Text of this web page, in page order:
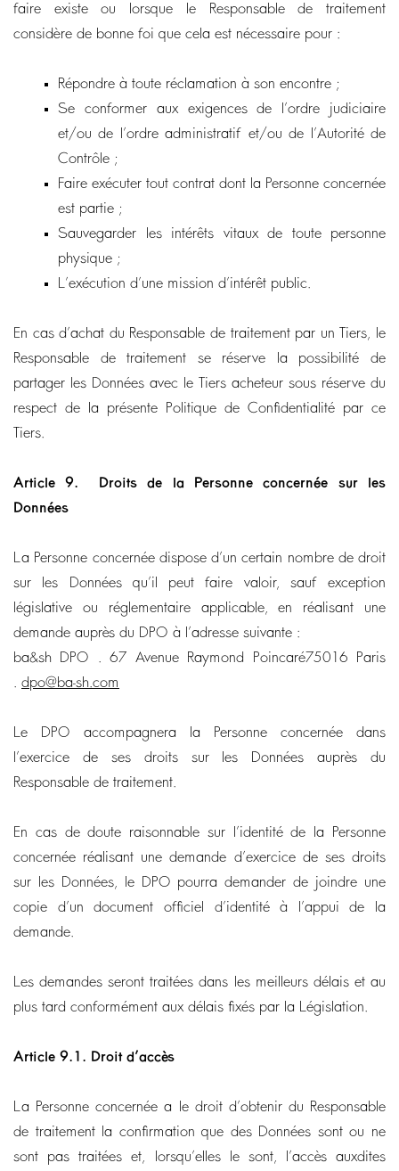
faire existe ou lorsque le Responsable de traitement
considère de bonne foi que cela est nécessaire pour :
Répondre à toute réclamation à son encontre ;
Se conformer aux exigences de l’ordre judiciaire
et/ou de l’ordre administratif et/ou de l’Autorité de
Contrôle ;
Faire exécuter tout contrat dont la Personne concernée
est partie ;
Sauvegarder les intérêts vitaux de toute personne
physique ;
L’exécution d’une mission d’intérêt public.
En cas d’achat du Responsable de traitement par un Tiers, le
Responsable de traitement se réserve la possibilité de
partager les Données avec le Tiers acheteur sous réserve du
respect de la présente Politique de Confidentialité par ce
Tiers.
Article 9.
Droits de la Personne concernée sur les
Données
La Personne concernée dispose d’un certain nombre de droit
sur les Données qu’il peut faire valoir, sauf exception
législative ou réglementaire applicable, en réalisant une
demande auprès du DPO à l’adresse suivante :
ba&sh DPO . 67 Avenue Raymond Poincaré75016 Paris
dpo@ba-sh.com
Le DPO accompagnera la Personne concernée dans
l’exercice de ses droits sur les Données auprès du
Responsable de traitement.
En cas de doute raisonnable sur l’identité de la Personne
concernée réalisant une demande d’exercice de ses droits
sur les Données, le DPO pourra demander de joindre une
copie d’un document officiel d’identité à l’appui de la
demande.
Les demandes seront traitées dans les meilleurs délais et au
plus tard conformément aux délais fixés par la Législation.
Article 9.1. Droit d’accès
La Personne concernée a le droit d’obtenir du Responsable
de traitement la confirmation que des Données sont ou ne
sont pas traitées et, lorsqu’elles le sont, l’accès auxdites